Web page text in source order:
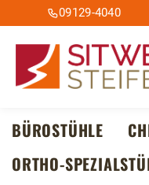
Hauptinhalt springen
Zur Suche springen
Zur 09129-4040
BÜROSTÜHLE
ORTHO-